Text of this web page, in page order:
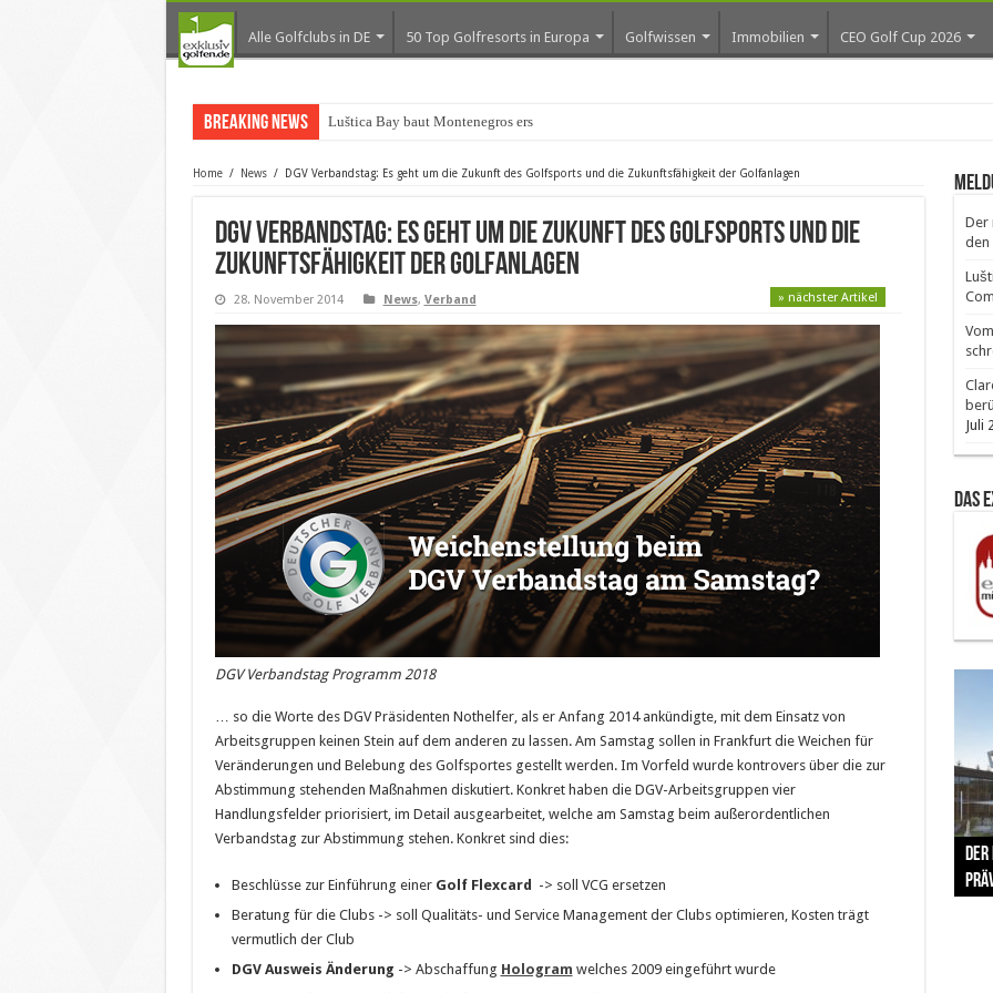
Alle Golfclubs in DE 50 Top Golfresorts in Europa Golfwissen Immobilien CEO Golf Cup 2026
Breaking News Luštica Bay baut Montenegros erste Golf-Community weiter aus
Home / News / DGV Verbandstag: Es geht um die Zukunft des Golfsports und die Zukunftsfähigkeit der Golfanlagen
DGV Verbandstag: Es geht um die Zukunft des Golfsports und die
Zukunftsfähigkeit der Golfanlagen
28. November 2014 News, Verband » nächster Artikel
DGV Verbandstag Programm 2018
… so die Worte des DGV Präsidenten Nothelfer, als er Anfang 2014 ankündigte, mit dem Einsatz von
Arbeitsgruppen keinen Stein auf dem anderen zu lassen. Am Samstag sollen in Frankfurt die Weichen für
Veränderungen und Belebung des Golfsportes gestellt werden. Im Vorfeld wurde kontrovers über die zur
Abstimmung stehenden Maßnahmen diskutiert. Konkret haben die DGV-Arbeitsgruppen vier
Handlungsfelder priorisiert, im Detail ausgearbeitet, welche am Samstag beim außerordentlichen
Verbandstag zur Abstimmung stehen. Konkret sind dies:
Beschlüsse zur Einführung einer Golf Flexcard -> soll VCG ersetzen
Beratung für die Clubs -> soll Qualitäts- und Service Management der Clubs optimieren, Kosten trägt
vermutlich der Club
DGV Ausweis Änderung -> Abschaffung Hologram welches 2009 eingeführt wurde
Der
den
Juli
Das
The